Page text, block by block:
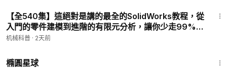
【全540集】這絕對是講的最全的SolidWorks教程，從
入門的零件建模到進階的有限元分析，讓你少走99%的
彎路！這還學不會，我退出機械圈！ P11 - 草圖·第10集
机械科普 · 2天前
橢圓星球